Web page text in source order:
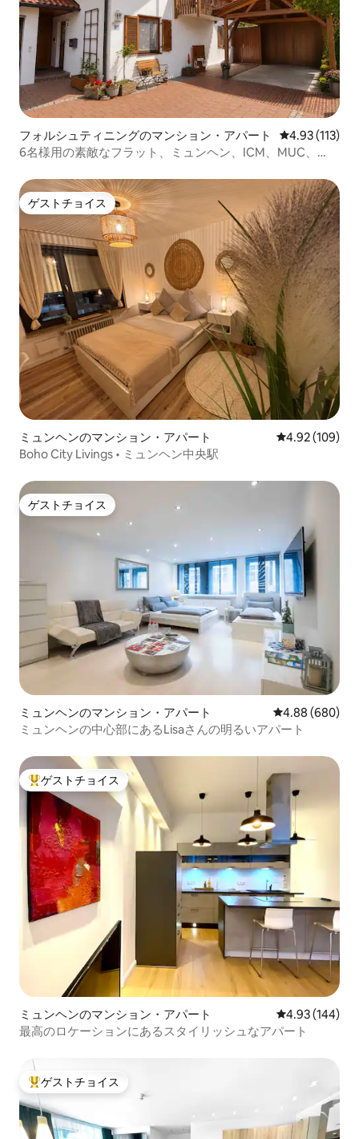
フォルシュティニングのマンション・アパート レビュー113
4.93 (113)
6名様用の素敵なフラット、ミュンヘン、ICM、MUC、
ゲストチョイス
ゲストチョイス
ミュンヘンのマンション・アパート レビュー109
4.92 (109)
Boho City Livings • ミュンヘン中央駅
ゲストチョイス
ゲストチョイス
ミュンヘンのマンション・アパート レビュー680件
4.88 (680)
ミュンヘンの中心部にあるLisaさんの明るいアパート
大好評のゲストチョイスです。
ゲストチョイス
ミュンヘンのマンション・アパート レビュー144
4.93 (144)
最高のロケーションにあるスタイリッシュなアパート
大好評のゲストチョイスです。
ゲストチョイス